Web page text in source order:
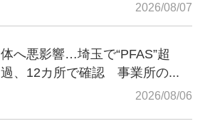
2026/08/07
体へ悪影響…埼玉で“PFAS”超
過、12カ所で確認 事業所の...
2026/08/06